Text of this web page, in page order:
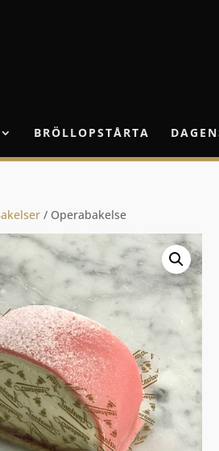
BRÖLLOPSTÅRTA
/ Operabakelse